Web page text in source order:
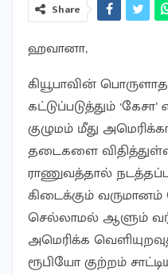
Share
ஹவானா,
கியூபாவின்
கட்டுப்படுத்தும்
குழுமம் மீது
தடைகளை
ராணுவத்தால்
கிடைக்கும்
செல்லாமல் ஆளும்
அமெரிக்க
ரூபியோ குற்றம்